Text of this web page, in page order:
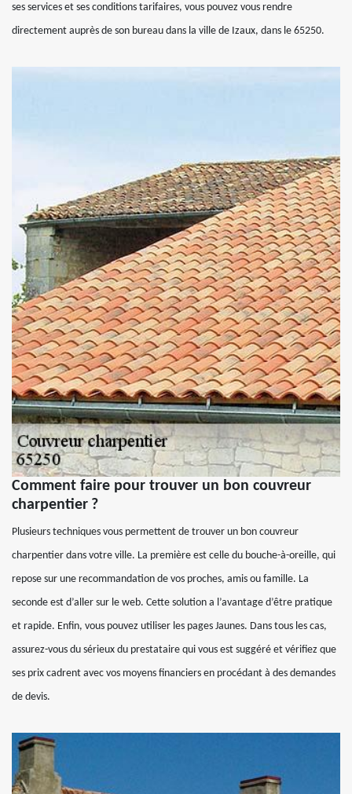
ses services et ses conditions tarifaires, vous pouvez vous rendre
directement auprès de son bureau dans la ville de Izaux, dans le 65250.
Comment faire pour trouver un bon couvreur
charpentier ?
Plusieurs techniques vous permettent de trouver un bon couvreur
charpentier dans votre ville. La première est celle du bouche-à-oreille, qui
repose sur une recommandation de vos proches, amis ou famille. La
seconde est d’aller sur le web. Cette solution a l’avantage d’être pratique
et rapide. Enfin, vous pouvez utiliser les pages Jaunes. Dans tous les cas,
assurez-vous du sérieux du prestataire qui vous est suggéré et vérifiez que
ses prix cadrent avec vos moyens financiers en procédant à des demandes
de devis.